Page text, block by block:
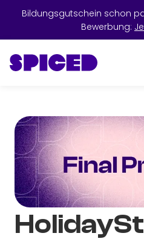
Bildungsgutschein schon
Bewerbung: